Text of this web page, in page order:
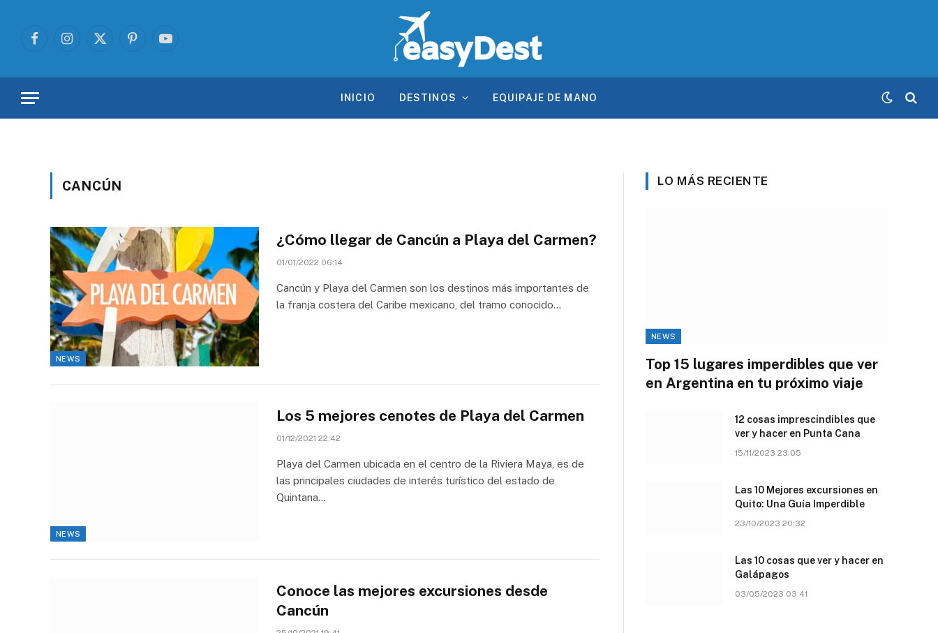
FacebookInstagram
X
PinterestYouTube
INICIO DESTINOS EQUIPAJE DE MANO
CANCÚN
NEWS
¿Cómo llegar de Cancún a Playa del Carmen?
01/01/2022 06:14
Cancún y Playa del Carmen son los destinos más importantes de
la franja costera del Caribe mexicano, del tramo conocido…
NEWS
Los 5 mejores cenotes de Playa del Carmen
01/12/2021 22:42
Playa del Carmen ubicada en el centro de la Riviera Maya, es de
las principales ciudades de interés turístico del estado de
Quintana…
Conoce las mejores excursiones desde
Cancún
LO MÁS RECIENTE
NEWS
Top 15 lugares imperdibles que ver
en Argentina en tu próximo viaje
12 cosas imprescindibles que
ver y hacer en Punta Cana
15/11/2023 23:05
Las 10 Mejores excursiones en
Quito: Una Guía Imperdible
23/10/2023 20:32
Las 10 cosas que ver y hacer en
Galápagos
03/05/2023 03:41